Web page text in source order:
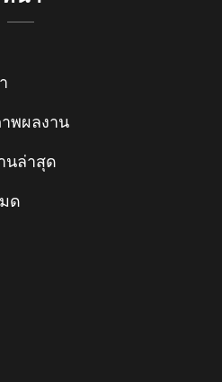
พผลงาน
นล่าสุด
ด